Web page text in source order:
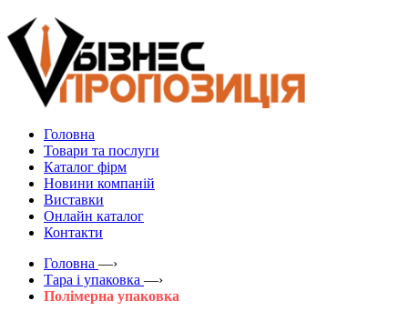
Головна
Товари та послуги
Каталог фірм
Новини компаній
Виставки
Онлайн каталог
Контакти
Головна —›
Тара і упаковка —›
Полімерна упаковка